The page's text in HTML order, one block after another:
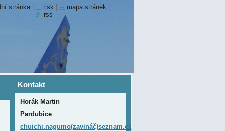
Kontakt
Horák Martin
Pardubice
chuichi.nagumo(zavináč)seznam.cz
stránka tisk mapa stránek
rss